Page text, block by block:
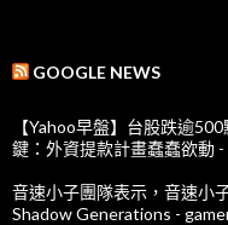
GOOGLE NEWS
【Yahoo早盤】台股跌逾
鍵：外資提款計畫蠢蠢欲動 -
音速小子團隊表示，音速小
Shadow Generations -